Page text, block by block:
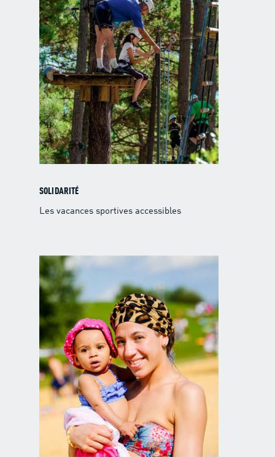
SOLIDARITÉ
Les vacances sportives accessibles